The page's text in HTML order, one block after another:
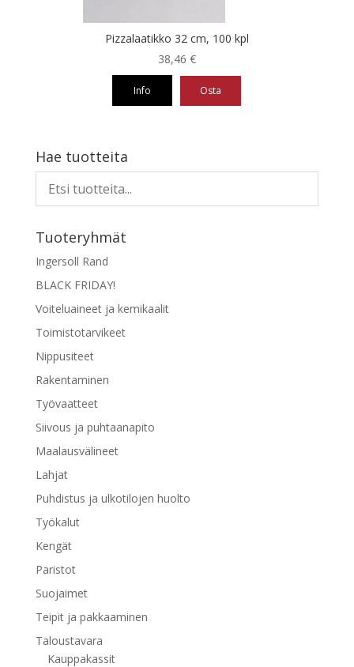
Pizzalaatikko 32 cm, 100 kpl
38,46 €
Info Osta
on
useampi
muunnelma.
Voit
valinnat
tuotteen
Hae tuotteita
Tuoteryhmät
Ingersoll Rand
BLACK FRIDAY!
Voiteluaineet ja kemikaalit
Toimistotarvikeet
Nippusiteet
Rakentaminen
Työvaatteet
Siivous ja puhtaanapito
Maalausvälineet
Lahjat
Puhdistus ja ulkotilojen huolto
Työkalut
Kengät
Paristot
Suojaimet
Teipit ja pakkaaminen
Taloustavara
Kauppakassit